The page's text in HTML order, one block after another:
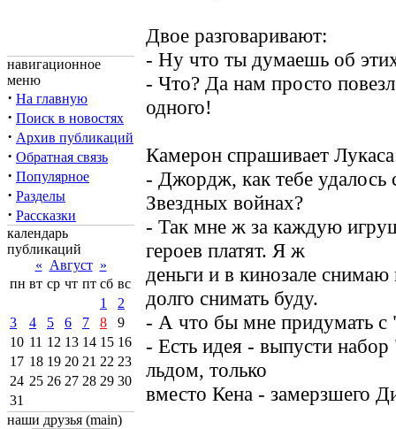
навигационное
меню
· На главную
· Поиск в новостях
· Архив публикаций
· Обратная связь
· Популярное
· Разделы
· Рассказки
календарь
публикаций
« Август »
пн вт ср чт пт сб вс
1
2
3
4 5 6 7 8
9
10 11 12 13 14 15 16
17 18 19 20 21 22 23
24 25 26 27 28 29 30
31
наши друзья (main)
Двое разговаривают:
- Ну что ты думаешь об
- Что? Да нам просто
одного!
Камерон спрашивает
- Джордж, как тебе удалось
Звездных войнах?
- Так мне ж за каждую
героев платят. Я ж
деньги и в кинозале
долго снимать буду.
- А что бы мне придумать с
- Есть идея - выпусти
льдом, только
вместо Кена - замерзшего